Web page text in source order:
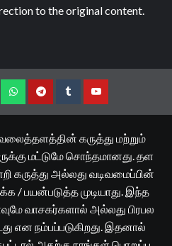
to the original content.
WhatsappTelegramTumblrYouTube
கருத்து மற்றும்
மட்டுமே சொந்தமானது. தள
கருத்து அல்லது வடிவமைப்பின்
/ பயன்படுத்த முடியாது. இந்த
வாசகர்களால் அல்லது பிரபல
என நம்பப்படுகிறது. இதனால்